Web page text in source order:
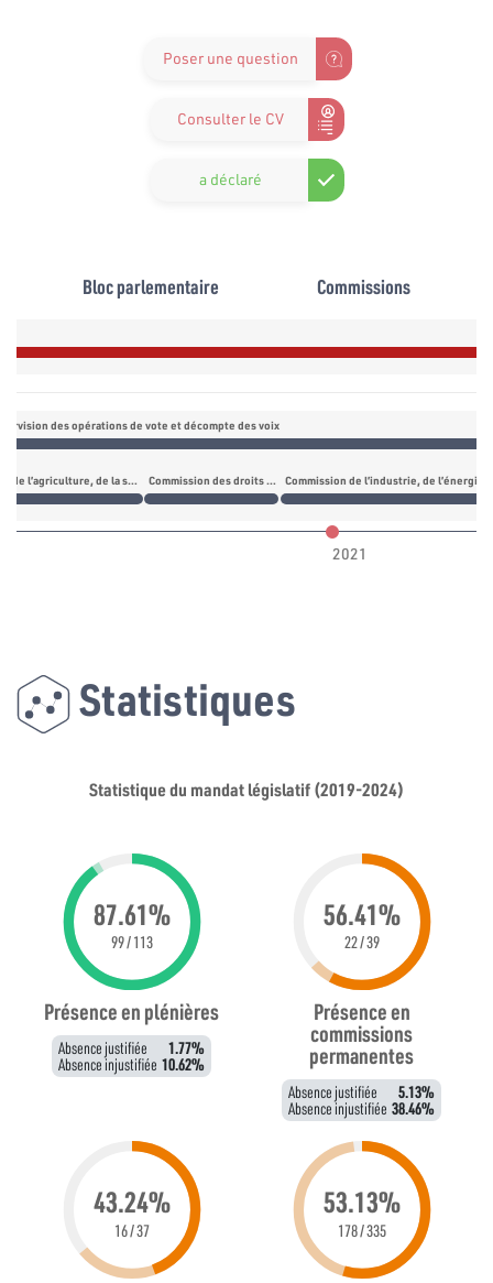
Poser une question
Consulter le CV
a déclaré
Bloc parlementaire Commissions
électoraledes opérations de vote et décompte des voix
Commission de l’agriculture, de la sécurité alimentaire, du commerce et des services annexes Commission des droits et libertés et des relations extérieures Commission de l’industrie, de
2021
Statistiques
Statistique du mandat législatif (2019-2024)
87.61%
99 / 113
Présence en plénières
Absence justifiée 1.77%
Absence injustifiée 10.62%
56.41%
22 / 39
Présence en
commissions
permanentes
Absence justifiée 5.13%
Absence injustifiée 38.46%
43.24%
16 / 37
53.13%
178 / 335